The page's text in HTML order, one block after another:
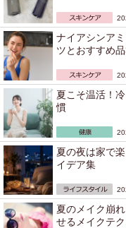
ナイアシンア
ツとおすすめ
夏こそ温活！
慣
夏の夜は家で
イデア集
夏のメイク崩
せるメイクテ